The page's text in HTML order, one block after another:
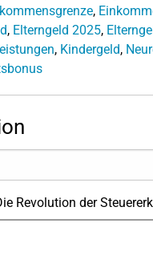
,
, Elterngeld 2025,
, Kindergeld,
Revolution der